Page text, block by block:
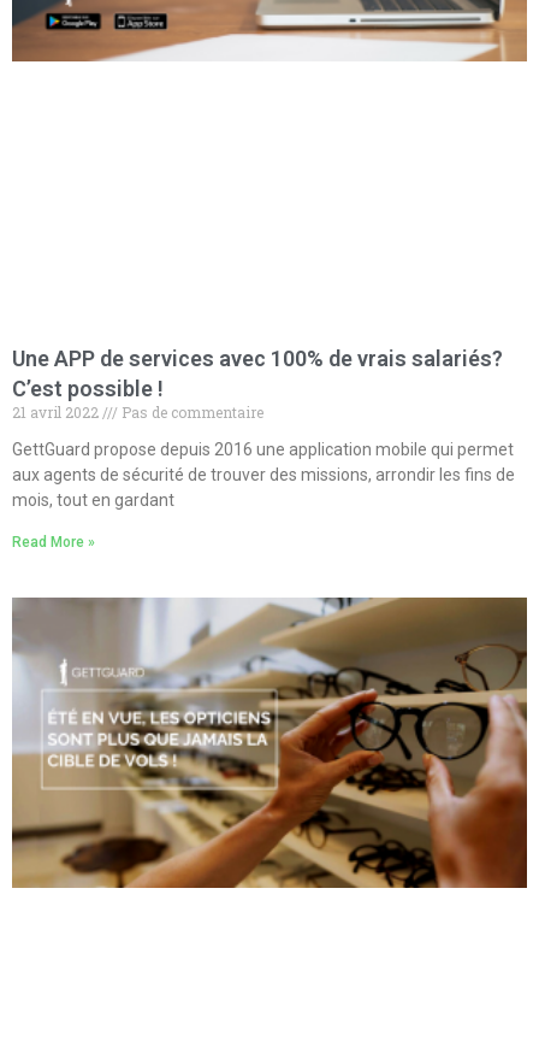
Une APP de services avec 100% de vrais salariés?
C’est possible !
21 avril 2022
Pas de commentaire
GettGuard propose depuis 2016 une application mobile qui permet
aux agents de sécurité de trouver des missions, arrondir les fins de
mois, tout en gardant
Read More »